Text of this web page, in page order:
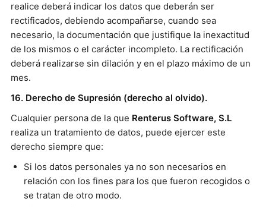
realice deberá indicar los datos que deberán ser
rectificados, debiendo acompañarse, cuando sea
necesario, la documentación que justifique la inexactitud
de los mismos o el carácter incompleto. La rectificación
deberá realizarse sin dilación y en el plazo máximo de un
mes.
16. Derecho de Supresión (derecho al olvido).
Cualquier persona de la que Renterus Software, S.L
realiza un tratamiento de datos, puede ejercer este
derecho siempre que:
Si los datos personales ya no son necesarios en
relación con los fines para los que fueron recogidos o
se tratan de otro modo.